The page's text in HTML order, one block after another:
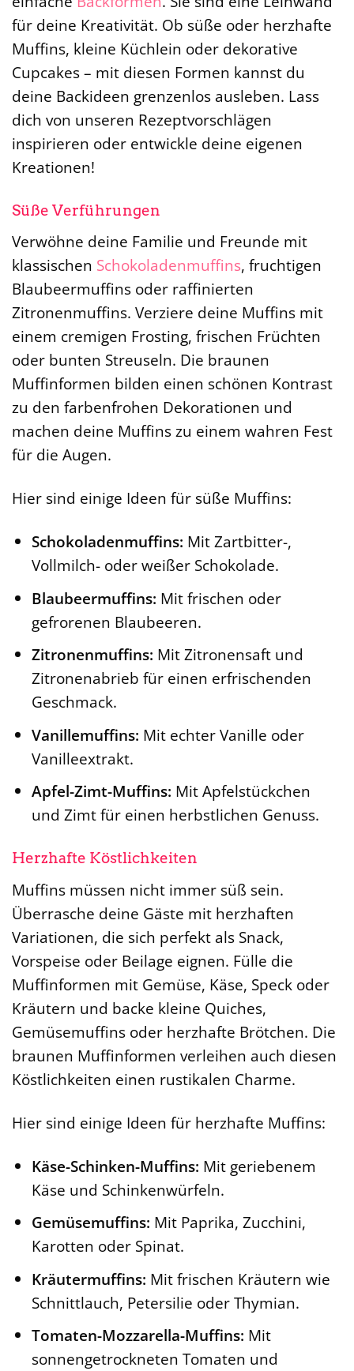
für deine Kreativität. Ob süße oder herzhafte
Muffins, kleine Küchlein oder dekorative
Cupcakes – mit diesen Formen kannst du
deine Backideen grenzenlos ausleben. Lass
dich von unseren Rezeptvorschlägen
inspirieren oder entwickle deine eigenen
Kreationen!
Süße Verführungen
Verwöhne deine Familie und Freunde mit
klassischen Schokoladenmuffins, fruchtigen
Blaubeermuffins oder raffinierten
Zitronenmuffins. Verziere deine Muffins mit
einem cremigen Frosting, frischen Früchten
oder bunten Streuseln. Die braunen
Muffinformen bilden einen schönen Kontrast
zu den farbenfrohen Dekorationen und
machen deine Muffins zu einem wahren Fest
für die Augen.
Hier sind einige Ideen für süße Muffins:
Schokoladenmuffins: Mit Zartbitter-,
Vollmilch- oder weißer Schokolade.
Blaubeermuffins: Mit frischen oder
gefrorenen Blaubeeren.
Zitronenmuffins: Mit Zitronensaft und
Zitronenabrieb für einen erfrischenden
Geschmack.
Vanillemuffins: Mit echter Vanille oder
Vanilleextrakt.
Apfel-Zimt-Muffins: Mit Apfelstückchen
und Zimt für einen herbstlichen Genuss.
Herzhafte Köstlichkeiten
Muffins müssen nicht immer süß sein.
Überrasche deine Gäste mit herzhaften
Variationen, die sich perfekt als Snack,
Vorspeise oder Beilage eignen. Fülle die
Muffinformen mit Gemüse, Käse, Speck oder
Kräutern und backe kleine Quiches,
Gemüsemuffins oder herzhafte Brötchen. Die
braunen Muffinformen verleihen auch diesen
Köstlichkeiten einen rustikalen Charme.
Hier sind einige Ideen für herzhafte Muffins:
Käse-Schinken-Muffins: Mit geriebenem
Käse und Schinkenwürfeln.
Gemüsemuffins: Mit Paprika, Zucchini,
Karotten oder Spinat.
Kräutermuffins: Mit frischen Kräutern wie
Schnittlauch, Petersilie oder Thymian.
Tomaten-Mozzarella-Muffins: Mit
sonnengetrockneten Tomaten und